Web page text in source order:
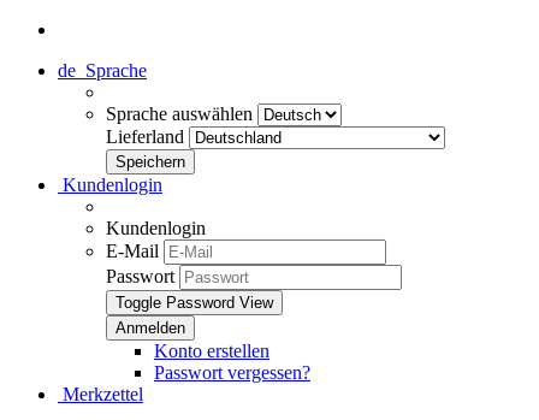
de Sprache
Sprache auswählen
Lieferland
Kundenlogin
Kundenlogin
E-Mail
Passwort
Toggle Password View
Konto erstellen
Passwort vergessen?
Merkzettel